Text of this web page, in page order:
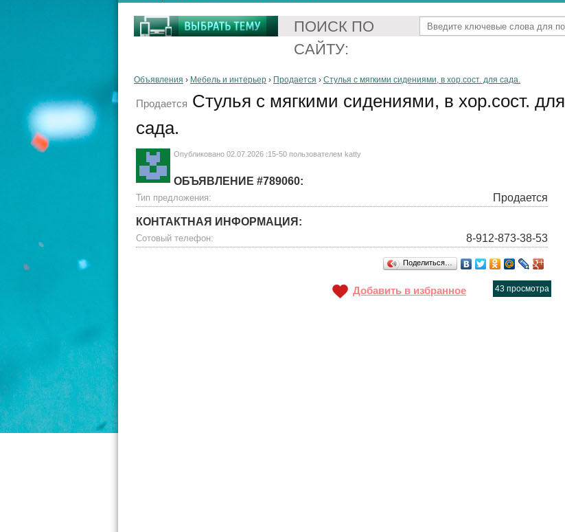
ПОИСК ПО
САЙТУ:
Объявления › Мебель и интерьер › Продается › Стулья с мягкими сидениями, в хор.сост. для сада.
Продается Стулья с мягкими сидениями, в хор.сост. для
сада.
Опубликовано 02.07.2026 :15-50 пользователем katty
ОБЪЯВЛЕНИЕ #789060:
Тип предложения: Продается
КОНТАКТНАЯ ИНФОРМАЦИЯ:
Сотовый телефон: 8-912-873-38-53
Поделиться…
43 просмотра
Добавить в избранное